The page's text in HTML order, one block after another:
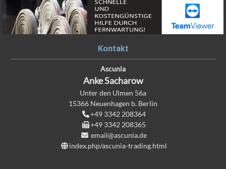
Kontakt
Ascunia
AnkeSacharow
Unter den Ulmen 56a
15366 Neuenhagen b. Berlin
+49 3342 208364
+49 3342 208365
email@ascunia.de
index.php/ascunia-trading.html